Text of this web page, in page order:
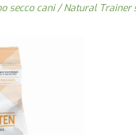
secco cani/ Natural Trainer